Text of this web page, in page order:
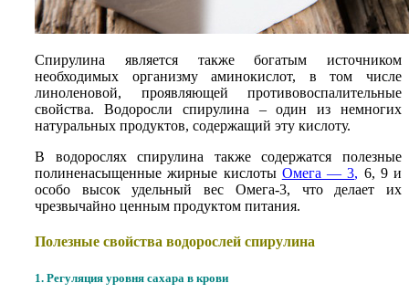
Спирулина является также богатым источником
необходимых организму аминокислот, в том числе
линоленовой, проявляющей противовоспалительные
свойства. Водоросли спирулина – один из немногих
натуральных продуктов, содержащий эту кислоту.
В водорослях спирулина также содержатся полезные
полиненасыщенные жирные кислоты Омега — 3, 6, 9 и
особо высок удельный вес Омега-3, что делает их
чрезвычайно ценным продуктом питания.
Полезные свойства водорослей спирулина
1. Регуляция уровня сахара в крови